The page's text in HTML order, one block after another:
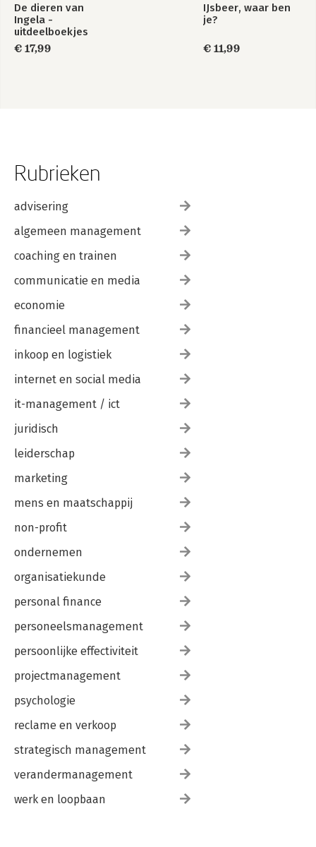
De dieren van
Ingela -
uitdeelboekjes
€ 17,99
IJsbeer, waar ben
je?
€ 11,99
Rubrieken
advisering
algemeen management
coaching en trainen
communicatie en media
economie
financieel management
inkoop en logistiek
internet en social media
it-management / ict
juridisch
leiderschap
marketing
mens en maatschappij
non-profit
ondernemen
organisatiekunde
personal finance
personeelsmanagement
persoonlijke effectiviteit
projectmanagement
psychologie
reclame en verkoop
strategisch management
verandermanagement
werk en loopbaan